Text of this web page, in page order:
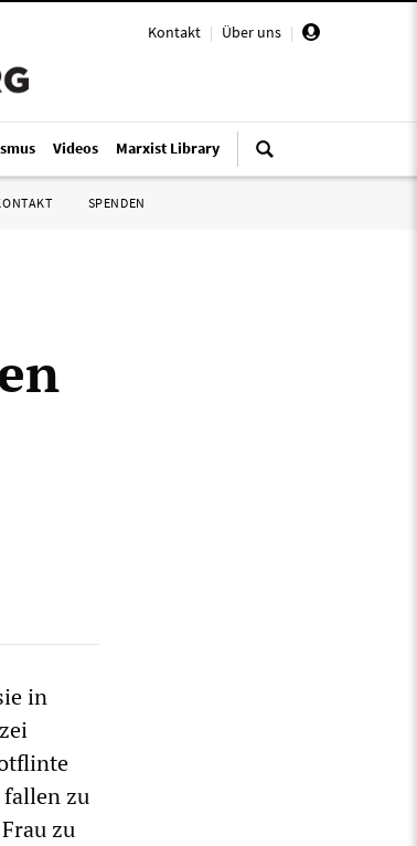
Kontakt | Über uns |
Videos Marxist Library
SPENDEN
in
fallen zu
zu